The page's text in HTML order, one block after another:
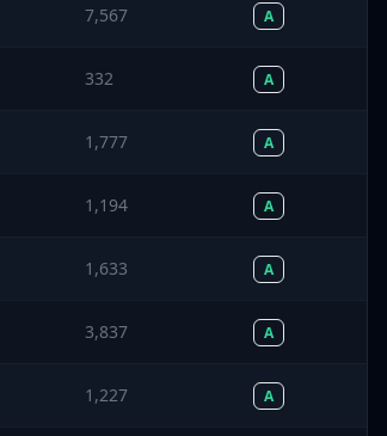
7,567 A
332 A
1,777 A
1,194 A
1,633 A
3,837 A
1,227 A